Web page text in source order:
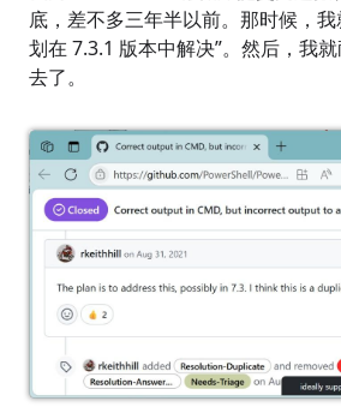
底，差不多三年半以前。那时候，
划在 7.3.1 版本中解决”。然后，我
去了。